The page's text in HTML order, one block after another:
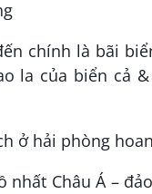
chính là bãi
la của biển cả
Châu Á –